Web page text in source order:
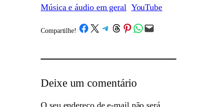
Música e áudio em geral YouTube
Compartilhe! /Share on Facebook
Share on X Share on Telegram
Share on Threads
Share on Pinterest
Share on WhatsApp
Email this Page
Deixe um comentário
O seu endereço de e-mail não será